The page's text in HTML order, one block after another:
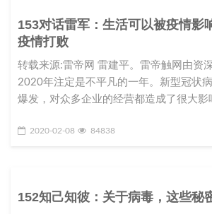
153对话雷军：生活可以被疫情影
疫情打败
转载来源:雷帝网 雷建平。雷帝触网由资
2020年注定是不平凡的一年。新型冠状
爆发，对众多企业的经营都造成了很大影
2020-02-08 84838
152知己知彼：关于病毒，这些秘